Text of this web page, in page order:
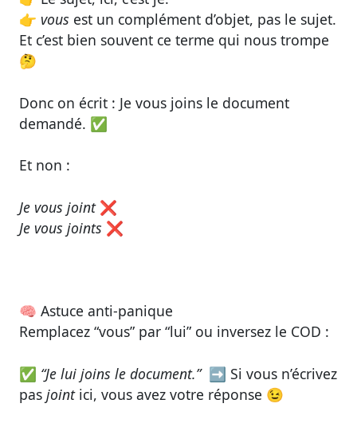
👉 vous est un complément d’objet, pas le sujet.
Et c’est bien souvent ce terme qui nous trompe
🤔
Donc on écrit : Je vous joins le document
demandé. ✅
Et non :
Je vous joint❌
Je vous joints ❌
🧠 Astuce anti-panique
Remplacez “vous” par “lui” ou inversez le COD :
✅ “Je lui joins le document.”➡ Si vous n’écrivez
pas jointici, vous avez votre réponse 😉